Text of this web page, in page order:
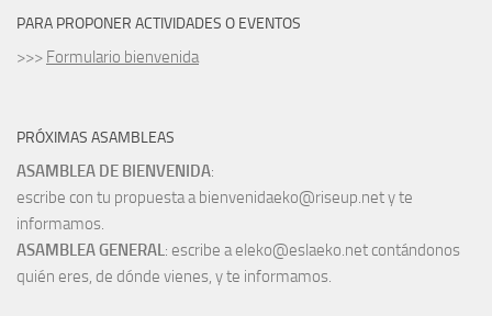
PARA PROPONER ACTIVIDADES O EVENTOS
>>> Formulario bienvenida
PRÓXIMAS ASAMBLEAS
ASAMBLEA DE BIENVENIDA:
escribe con tu propuesta a bienvenidaeko@riseup.net y te
informamos.
ASAMBLEA GENERAL: escribe a eleko@eslaeko.net contándonos
quién eres, de dónde vienes, y te informamos.